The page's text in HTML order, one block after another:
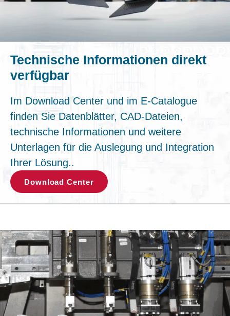
Technische Informationen direkt
verfügbar
Im Download Center und im E-Catalogue
finden Sie Datenblätter, CAD-Dateien,
technische Informationen und weitere
Unterlagen für die Auslegung und Integration
Ihrer Lösung..
Download Center